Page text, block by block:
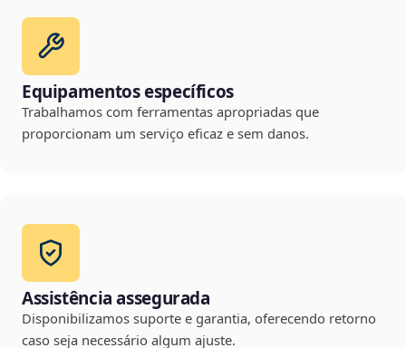
Equipamentos específicos
Trabalhamos com ferramentas apropriadas que
proporcionam um serviço eficaz e sem danos.
Assistência assegurada
Disponibilizamos suporte e garantia, oferecendo retorno
caso seja necessário algum ajuste.